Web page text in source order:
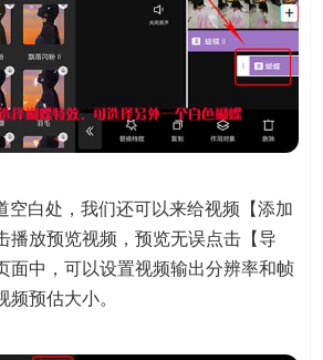
白处，我们还可以来给视频【添加
播放预览视频，预览无误点击【导
面中，可以设置视频输出分辨率和帧
预估大小。